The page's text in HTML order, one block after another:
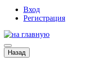
Вход
Регистрация
Назад